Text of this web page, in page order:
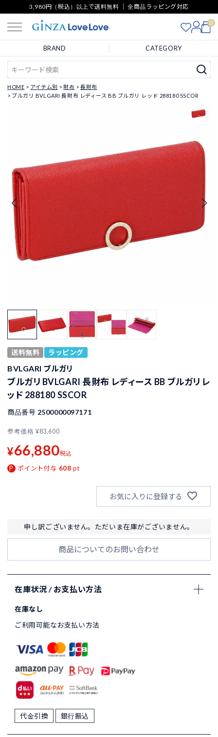
3,980円（税込）以上で送料無料 ｜ 全商品ラッピング対応
0
BRAND CATEGORY
HOME アイテム別 財布
長財布
ブルガリ BVLGARI 長財布 レディース BB ブルガリ レッド 288180 SSCOR
送料無料 ラッピング
BVLGARI ブルガリ
ブルガリ BVLGARI 長財布 レディース BB ブルガリ レ
ッド 288180 SSCOR
商品番号 2500000097171
参考価格 ¥83,600
¥66,880税込
ポイント付与 608 pt
お気に入りに登録する
申し訳ございません。ただいま在庫がございません。
商品についてのお問い合わせ
在庫状況 / お支払い方法
在庫なし
ご利用可能なお支払い方法
代金引換 銀行振込